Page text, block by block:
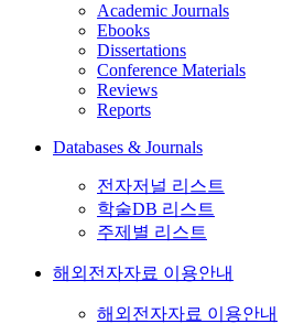
Academic Journals
Ebooks
Dissertations
Conference Materials
Reviews
Reports
Databases & Journals
전자저널 리스트
학술DB 리스트
주제별 리스트
해외전자자료 이용안내
해외전자자료 이용안내